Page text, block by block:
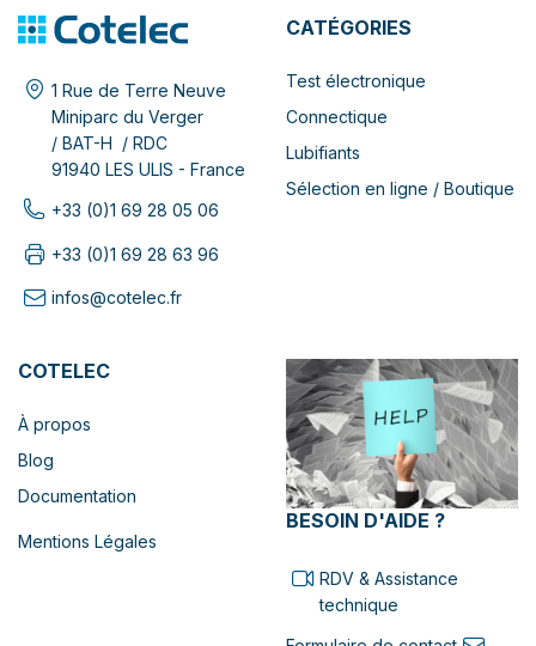
1 Rue de Terre Neuve
Miniparc du Verger
/ BAT-H / RDC
91940 LES ULIS - France
+33 (0)1 69 28 05 06
+33 (0)1 69 28 63 96
infos@cotelec.fr
CATÉGORIES
Test électronique
Connectique
Lubifiants
Sélection en ligne / Boutique
COTELEC
À propos
Blog
Documentation
Mentions Légales
BESOIN D'AIDE ?
RDV & Assistance
technique